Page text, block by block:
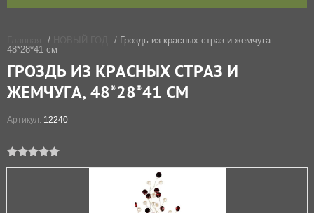
/
/ Гроздь из красных страз и жемчуга
48*28*41 см
ГРОЗДЬ ИЗ КРАСНЫХ СТРАЗ И
ЖЕМЧУГА, 48*28*41 СМ
Артикул: 12240